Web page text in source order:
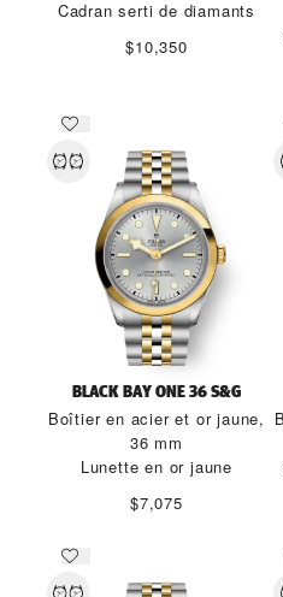
Cadran serti de diamants
$10,350
BLACK BAY ONE 36 S&G
Boîtier en acier et or jaune,
36 mm
Lunette en or jaune
$7,075